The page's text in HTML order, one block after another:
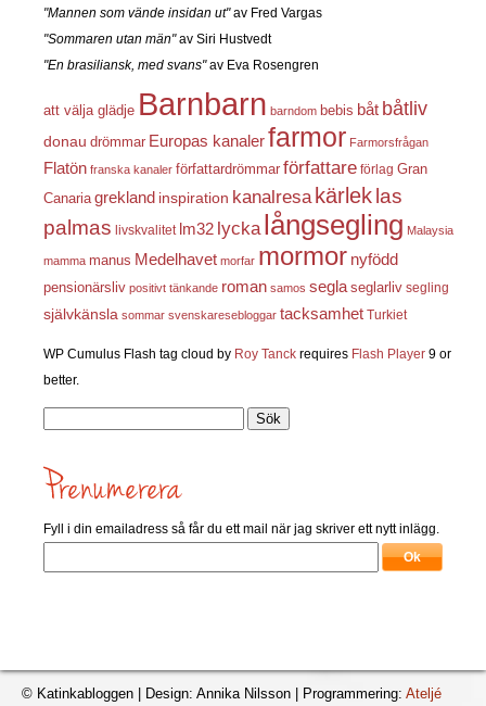
"Mannen som vände insidan ut"av Fred Vargas
"Sommaren utan män"av Siri Hustvedt
"En brasiliansk, med svans"av Eva Rosengren
att välja glädje Barnbarn barndom bebis båt båtliv
donau drömmar Europas kanalerfarmor Farmorsfrågan
Flatön franska kanaler författardrömmar författare förlag Gran
Canaria grekland inspiration kanalresa kärleklas
palmas livskvalitet lm32 lycka långsegling Malaysia
mamma manus Medelhavet morfar mormor nyfödd
pensionärsliv positivt tänkande roman samos segla seglarliv segling
självkänsla sommar svenskaresebloggar tacksamhet Turkiet
WP Cumulus Flash tag cloud by Roy Tanck requires Flash Player 9 or
better.
Fyll i din emailadress så får du ett mail när jag skriver ett nytt inlägg.
© Katinkabloggen | Design: Annika Nilsson | Programmering: Ateljé